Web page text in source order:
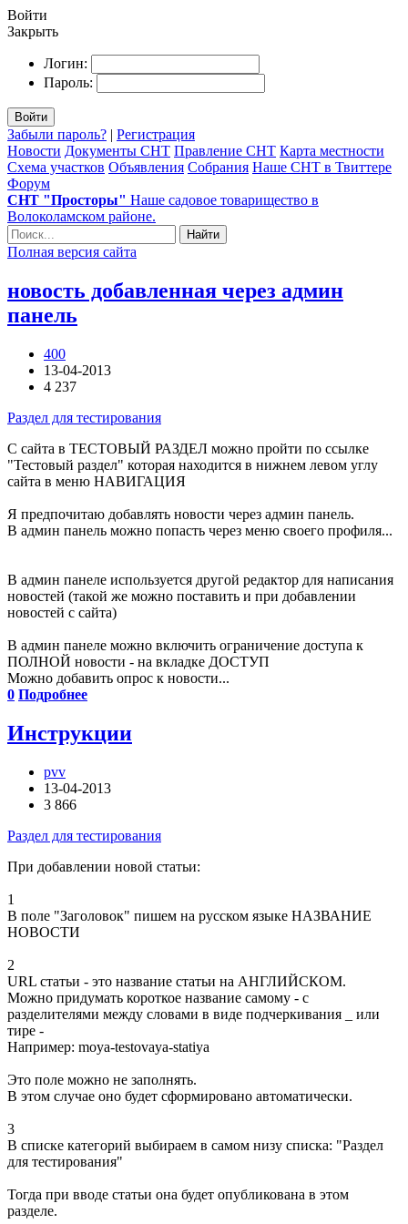
Войти
Закрыть
Логин:
Пароль:
Войти
Забыли пароль? | Регистрация
Новости Документы СНТ Правление СНТ Карта местности
Схема участков Объявления Собрания Наше СНТ в Твиттере
Форум
СНТ "Просторы" Наше садовое товарищество в
Волоколамском районе.
Найти
Полная версия сайта
новость добавленная через админ
панель
400
13-04-2013
4 237
Раздел для тестирования
С сайта в ТЕСТОВЫЙ РАЗДЕЛ можно пройти по ссылке
"Тестовый раздел" которая находится в нижнем левом углу
сайта в меню НАВИГАЦИЯ
Я предпочитаю добавлять новости через админ панель.
В админ панель можно попасть через меню своего профиля...
В админ панеле используется другой редактор для написания
новостей (такой же можно поставить и при добавлении
новостей с сайта)
В админ панеле можно включить ограничение доступа к
ПОЛНОЙ новости - на вкладке ДОСТУП
Можно добавить опрос к новости...
0 Подробнее
Инструкции
pvv
13-04-2013
3 866
Раздел для тестирования
При добавлении новой статьи:
1
В поле "Заголовок" пишем на русском языке НАЗВАНИЕ
НОВОСТИ
2
URL статьи - это название статьи на АНГЛИЙСКОМ.
Можно придумать короткое название самому - с
разделителями между словами в виде подчеркивания _ или
тире -
Например: moya-testovaya-statiya
Это поле можно не заполнять.
В этом случае оно будет сформировано автоматически.
3
В списке категорий выбираем в самом низу списка: "Раздел
для тестирования"
Тогда при вводе статьи она будет опубликована в этом
разделе.